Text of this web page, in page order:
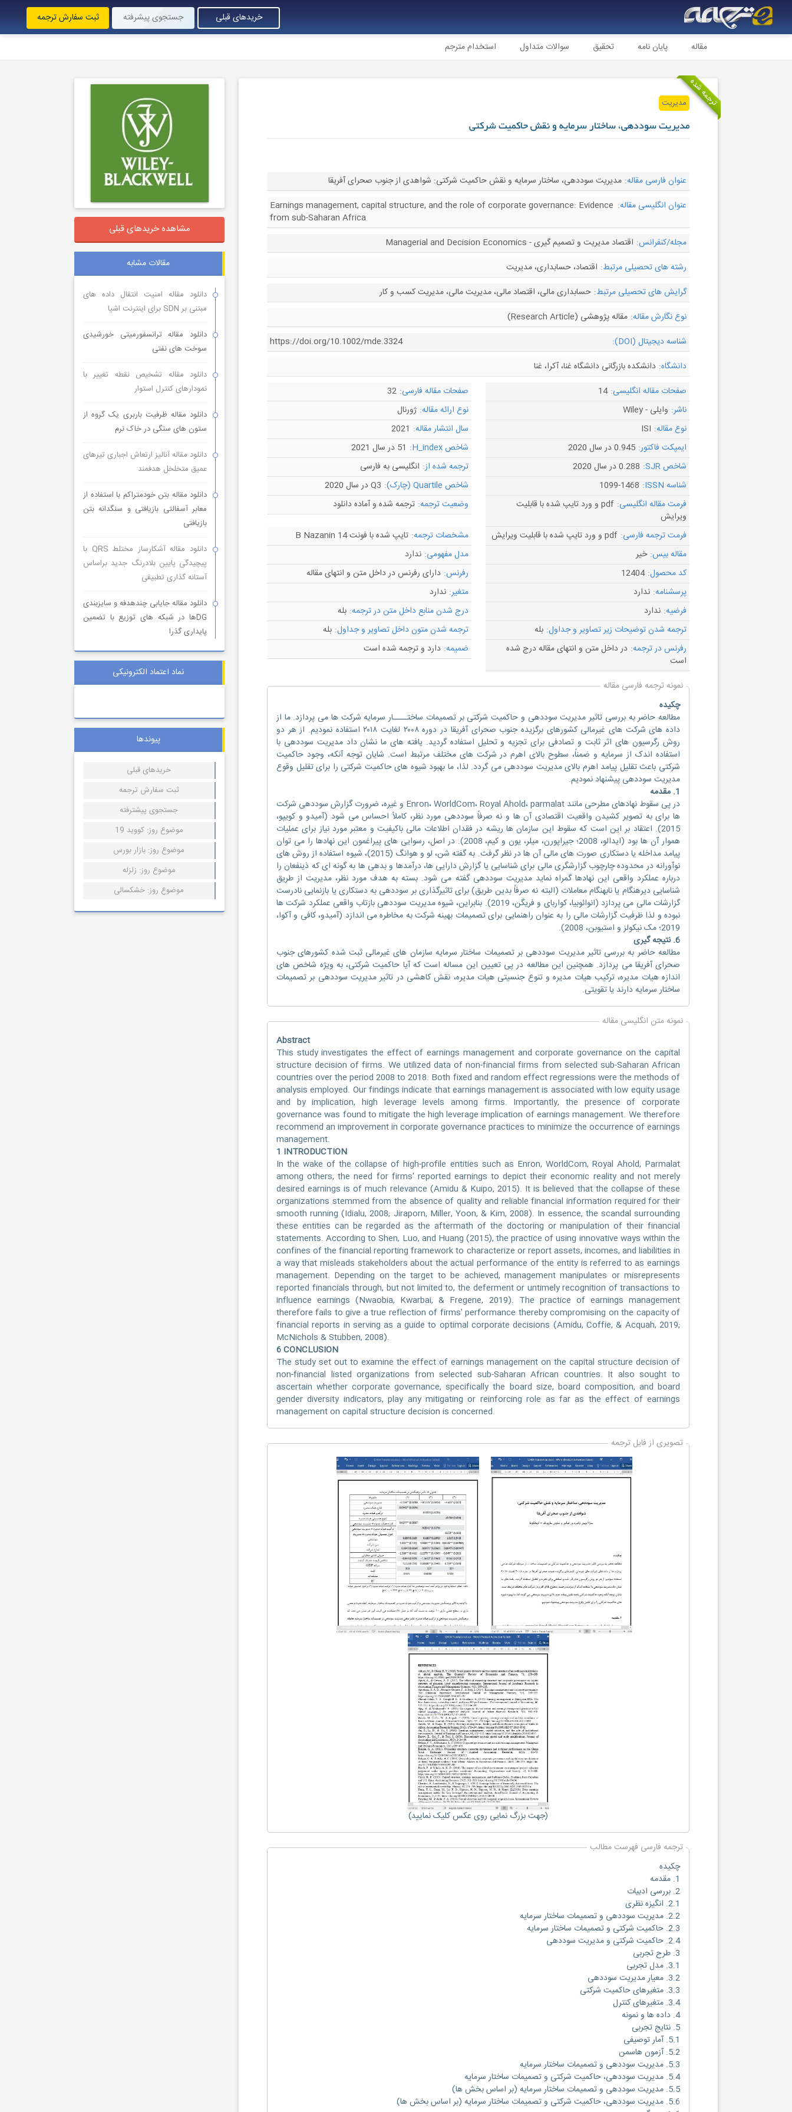
خریدهای قبلی جستجوی پیشرفته ثبت سفارش ترجمه
مقاله پایان نامه تحقیق سوالات متداول استخدام مترجم
ترجمه شدهمدیریت
مدیریت سوددهی، ساختار سرمایه و نقش حاکمیت شرکتی
عنوان فارسی مقاله: مدیریت سوددهی، ساختار سرمایه و نقش حاکمیت شرکتی: شواهدی از جنوب صحرای آفریقا
عنوان انگلیسی مقاله: Earnings management, capital structure, and the role of corporate governance: Evidence
from sub-Saharan Africa
مجله/کنفرانس: اقتصاد مدیریت و تصمیم گیری - Managerial and Decision Economics
رشته های تحصیلی مرتبط: اقتصاد، حسابداری، مدیریت
گرایش های تحصیلی مرتبط: حسابداری مالی، اقتصاد مالی، مدیریت مالی، مدیریت کسب و کار
نوع نگارش مقاله: مقاله پژوهشی (Research Article)
شناسه دیجیتال (DOI):
https://doi.org/10.1002/mde.3324
دانشگاه: دانشکده بازرگانی دانشگاه غنا، آکرا، غنا
صفحات مقاله انگلیسی: 14 صفحات مقاله فارسی: 32
ناشر: وایلی - Wiley نوع ارائه مقاله: ژورنال
نوع مقاله: ISI سال انتشار مقاله: 2021
ایمپکت فاکتور: 0.945 در سال 2020 شاخص H_index:
51 در سال 2021
شاخص SJR:
0.288 در سال 2020 ترجمه شده از: انگلیسی به فارسی
شناسه ISSN:
1099-1468 شاخص Quartile (چارک):
Q3 در سال 2020
فرمت مقاله انگلیسی:
pdf و ورد تایپ شده با قابلیت
ویرایش
وضعیت ترجمه: ترجمه شده و آماده دانلود
فرمت ترجمه فارسی: pdf و ورد تایپ شده با قابلیت ویرایش مشخصات ترجمه: تایپ شده با فونت B Nazanin 14
مقاله بیس: خیر مدل مفهومی: ندارد
کد محصول: 12404 رفرنس: دارای رفرنس در داخل متن و انتهای مقاله
پرسشنامه: ندارد متغیر: ندارد
فرضیه: ندارد درج شدن منابع داخل متن در ترجمه: بله
ترجمه شدن توضیحات زیر تصاویر و جداول: بله ترجمه شدن متون داخل تصاویر و جداول: بله
رفرنس در ترجمه: در داخل متن و انتهای مقاله درج شده
است
ضمیمه: دارد و ترجمه شده است
نمونه ترجمه فارسی مقاله
چکیده
مطالعه حاضر به بررسی تاثیر مدیریت سوددهی و حاکمیت شرکتی بر تصمیمات ساختــــار سرمایه شرکت ها می پردازد. ما از
داده های شرکت های غیرمالی کشورهای برگزیده جنوب صحرای آفریقا در دوره ۲۰۰۸ لغایت ۲۰۱۸ استفاده نمودیم. از هر دو
روش رگرسیون های اثر ثابت و تصادفی برای تجزیه و تحلیل استفاده گردید. یافته های ما نشان داد مدیریت سوددهی با
استفاده اندک از سرمایه و ضمناً، سطوح بالای اهرم در شرکت های مختلف مرتبط است. شایان توجه آنکه، وجود حاکمیت
شرکتی باعث تقلیل پیامد اهرم بالای مدیریت سوددهی می گردد. لذا، ما بهبود شیوه های حاکمیت شرکتی را برای تقلیل وقوع
مدیریت سوددهی پیشنهاد نمودیم.
1. مقدمه
در پی سقوط نهادهای مطرحی مانند Enron، WorldCom، Royal Ahold، parmalat و غیره، ضرورت گزارش سوددهی شرکت
ها برای به تصویر کشیدن واقعیت اقتصادی آن ها و نه صرفاً سوددهی مورد نظر، کاملاً احساس می شود (آمیدو و کویپو،
2015). اعتقاد بر این است که سقوط این سازمان ها ریشه در فقدان اطلاعات مالی باکیفیت و معتبر مورد نیاز برای عملیات
هموار آن ها بود (ایدالو، 2008؛ جیراپورن، میلر، یون و کیم، 2008). در اصل، رسوایی های پیراغمون این نهادها را می توان
پیامد مداخله یا دستکاری صورت های مالی آن ها در نظر گرفت. به گفته شن، لو و هوانگ (2015)، شیوه استفاده از روش های
نوآورانه در محدوده چارچوب گزارشگری مالی برای شناسایی یا گزارش دارایی ها، درآمدها و بدهی ها به گونه ای که ذینفعان را
درباره عملکرد واقعی این نهادها گمراه نماید مدیریت سوددهی گفته می شود. بسته به هدف مورد نظر، مدیریت از طریق
شناسایی دیرهنگام یا نابهنگام معاملات (البته نه صرفاً بدین طریق) برای تاثیرگذاری بر سوددهی به دستکاری یا بازنمایی نادرست
گزارشات مالی می پردازد (انوائوبیا، کواربای و فریگن، 2019). بنابراین، شیوه مدیریت سوددهی بازتاب واقعی عملکرد شرکت ها
نبوده و لذا ظرفیت گزارشات مالی را به عنوان راهنمایی برای تصمیمات بهینه شرکت به مخاطره می اندازد (آمیدو، کافی و آکوا،
2019؛ مک نیکولز و استیوبن، 2008).
6. نتیجه گیری
مطالعه حاضر به بررسی تاثیر مدیریت سوددهی بر تصمیمات ساختار سرمایه سازمان های غیرمالی ثبت شده کشورهای جنوب
صحرای آفریقا می پردازد. همچنین این مطالعه در پی تعیین این مساله است که آیا حاکمیت شرکتی، به ویژه شاخص های
اندازه هیات مدیره، ترکیب هیات مدیره و تنوع جنسیتی هیات مدیره، نقش کاهشی در تاثیر مدیریت سوددهی بر تصمیمات
ساختار سرمایه دارند یا تقویتی.
نمونه متن انگلیسی مقاله
Abstract
This study investigates the effect of earnings management and corporate governance on the capital
structure decision of firms. We utilized data of non-financial firms from selected sub-Saharan African
countries over the period 2008 to 2018. Both fixed and random effect regressions were the methods of
analysis employed. Our findings indicate that earnings management is associated with low equity usage
and by implication, high leverage levels among firms. Importantly, the presence of corporate
governance was found to mitigate the high leverage implication of earnings management. We therefore
recommend an improvement in corporate governance practices to minimize the occurrence of earnings
management.
1 INTRODUCTION
In the wake of the collapse of high-profile entities such as Enron, WorldCom, Royal Ahold, Parmalat
among others, the need for firms' reported earnings to depict their economic reality and not merely
desired earnings is of much relevance (Amidu & Kuipo, 2015). It is believed that the collapse of these
organizations stemmed from the absence of quality and reliable financial information required for their
smooth running (Idialu, 2008; Jiraporn, Miller, Yoon, & Kim, 2008). In essence, the scandal surrounding
these entities can be regarded as the aftermath of the doctoring or manipulation of their financial
statements. According to Shen, Luo, and Huang (2015), the practice of using innovative ways within the
confines of the financial reporting framework to characterize or report assets, incomes, and liabilities in
a way that misleads stakeholders about the actual performance of the entity is referred to as earnings
management. Depending on the target to be achieved, management manipulates or misrepresents
reported financials through, but not limited to, the deferment or untimely recognition of transactions to
influence earnings (Nwaobia, Kwarbai, & Fregene, 2019). The practice of earnings management
therefore fails to give a true reflection of firms' performance thereby compromising on the capacity of
financial reports in serving as a guide to optimal corporate decisions (Amidu, Coffie, & Acquah, 2019;
McNichols & Stubben, 2008).
6 CONCLUSION
The study set out to examine the effect of earnings management on the capital structure decision of
non-financial listed organizations from selected sub-Saharan African countries. It also sought to
ascertain whether corporate governance, specifically the board size, board composition, and board
gender diversity indicators, play any mitigating or reinforcing role as far as the effect of earnings
management on capital structure decision is concerned.
تصویری از فایل ترجمه
(جهت بزرگ نمایی روی عکس کلیک نمایید)
ترجمه فارسی فهرست مطالب
چکیده
1. مقدمه
2. بررسی ادبیات
2.1. انگیزه نظری
2.2. مدیریت سوددهی و تصمیمات ساختار سرمایه
2.3. حاکمیت شرکتی و تصمیمات ساختار سرمایه
2.4. حاکمیت شرکتی و مدیریت سوددهی
3. طرح تجربی
3.1. مدل تجربی
3.2. معیار مدیریت سوددهی
3.3. متغیرهای حاکمیت شرکتی
3.4. متغیرهای کنترل
4. داده ها و نمونه
5. نتایج تجربی
5.1. آمار توصیفی
5.2. آزمون هاسمن
5.3. مدیریت سوددهی و تصمیمات ساختار سرمایه
5.4. مدیریت سوددهی، حاکمیت شرکتی و تصمیمات ساختار سرمایه
5.5. مدیریت سوددهی و تصمیمات ساختار سرمایه (بر اساس بخش ها)
5.6. مدیریت سوددهی، حاکمیت شرکتی و تصمیمات ساختار سرمایه (بر اساس بخش ها)
مشاهده خریدهای قبلی
مقالات مشابه
دانلود مقاله امنیت انتقال داده های
مبتنی بر SDN برای اینترنت اشیا
دانلود مقاله ترانسفورمیتی خورشیدی
سوخت های نفتی
دانلود مقاله تشخیص نقطه تغییر با
نمودارهای کنترل استوار
دانلود مقاله ظرفیت باربری یک گروه از
ستون های سنگی در خاک نرم
دانلود مقاله آنالیز ارتعاش اجباری تیرهای
عمیق متخلخل هدفمند
دانلود مقاله بتن خودمتراکم با استفاده از
معابر آسفالتی بازیافتی و سنگدانه بتن
بازیافتی
دانلود مقاله آشکارساز مختلط QRS با
پیچیدگی پایین بلادرنگ جدید براساس
آستانه گذاری تطبیقی
دانلود مقاله جایابی چندهدفه و سایزبندی
DGها در شبکه های توزیع با تضمین
پایداری گذرا
نماد اعتماد الکترونیکی
پیوندها
خریدهای قبلی
ثبت سفارش ترجمه
جستجوی پیشترفته
موضوع روز: کووید 19
موضوع روز: بازار بورس
موضوع روز: زلزله
موضوع روز: خشکسالی